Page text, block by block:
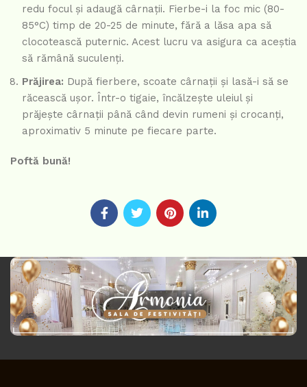
redu focul și adaugă cârnații. Fierbe-i la foc mic (80-
85°C) timp de 20-25 de minute, fără a lăsa apa să
clocotească puternic. Acest lucru va asigura ca aceștia
să rămână suculenți.
Prăjirea: După fierbere, scoate cârnații și lasă-i să se
răcească ușor. Într-o tigaie, încălzește uleiul și
prăjește cârnații până când devin rumeni și crocanți,
aproximativ 5 minute pe fiecare parte.
Poftă bună!